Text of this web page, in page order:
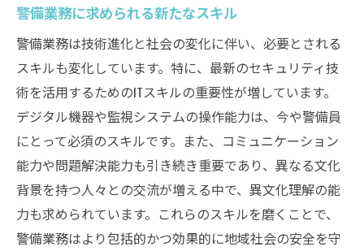
地域社会との協力体制の構築
持続可能な警備体制の確立
未来に向けた警備業界の展望
警備業務に求められる新たなスキル
警備業務は技術進化と社会の変化に伴い、必要とされる
スキルも変化しています。特に、最新のセキュリティ技
術を活用するためのITスキルの重要性が増しています。
デジタル機器や監視システムの操作能力は、今や警備員
にとって必須のスキルです。また、コミュニケーション
能力や問題解決能力も引き続き重要であり、異なる文化
背景を持つ人々との交流が増える中で、異文化理解の能
力も求められています。これらのスキルを磨くことで、
警備業務はより包括的かつ効果的に地域社会の安全を守